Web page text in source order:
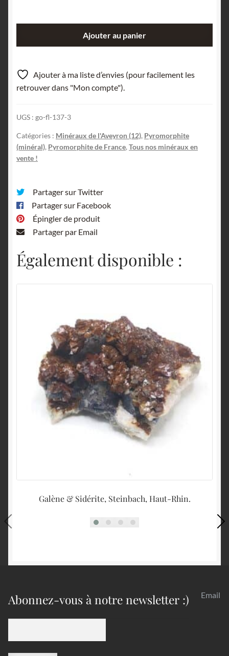
jaune
verte,
Millau,
Aveyron.
Ajouter au panier
Ajouter à ma liste d’envies (pour facilement les
retrouver dans "Mon compte").
UGS : go-fl-137-3
Catégories : Minéraux de l'Aveyron (12), Pyromorphite
(minéral), Pyromorphite de France, Tous nos minéraux en
vente !
Partager sur Twitter
Partager sur Facebook
Épingler de produit
Partager par Email
Également disponible :
Galène & Sidérite, Steinbach, Haut-Rhin.
Abonnez-vous à notre newsletter :) Email